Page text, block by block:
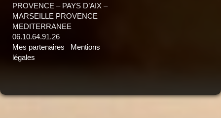
PROVENCE – PAYS D’AIX –
MARSEILLE PROVENCE
MEDITERRANEE
06.10.64.91.26
Mes partenaires
Mentions
légales